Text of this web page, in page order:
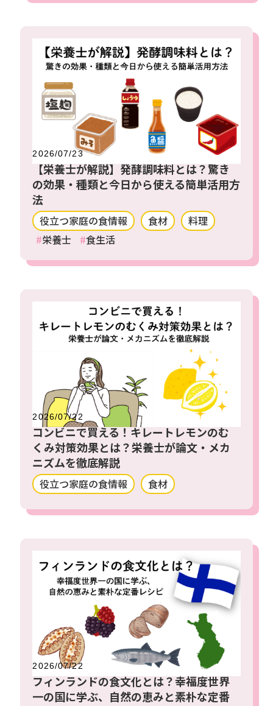
2026/07/23
【栄養士が解説】発酵調味料とは？驚き
の効果・種類と今日から使える簡単活用方
法
役立つ家庭の食情報 食材
料理
栄養士
食生活
2026/07/22
コンビニで買える！キレートレモンのむ
くみ対策効果とは？栄養士が論文・メカ
ニズムを徹底解説
役立つ家庭の食情報 食材
2026/07/22
フィンランドの食文化とは？幸福度世界
一の国に学ぶ、自然の恵みと素朴な定番